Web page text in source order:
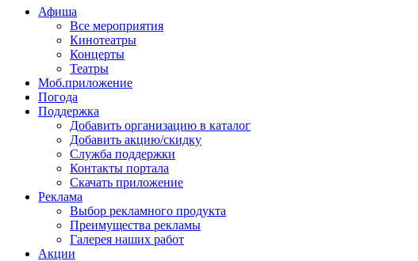
Афиша
Все мероприятия
Кинотеатры
Концерты
Театры
Моб.приложение
Погода
Поддержка
Добавить организацию в каталог
Добавить акцию/скидку
Служба поддержки
Контакты портала
Скачать приложение
Реклама
Выбор рекламного продукта
Преимущества рекламы
Галерея наших работ
Акции